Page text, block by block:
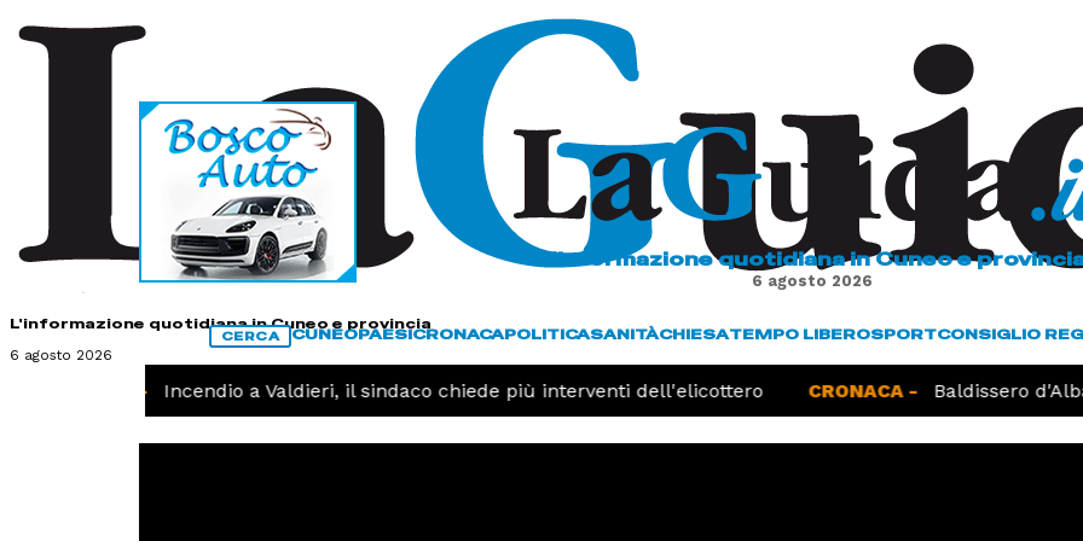
L'informazione quotidiana in Cuneo e provincia
6 agosto 2026
L'informazione quotidiana in Cuneo e
6 agosto 2026
CERCA CUNEOPAESICRONACAPOLITICASANITÀCHIESATEMPO LIBEROSPORTCONSIGLIO
Incendio a Valdieri, il sindaco chiede più interventi dell'elicottero CRONACA - Baldissero